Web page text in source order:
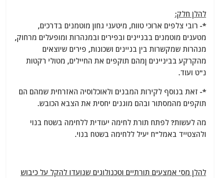
להלן חלק:
*- רובי צלפים ארוכי טווח, מיטעני גחון מוטמנים בדרכים,
מטענים מוטמנים בבניינים ובפירים ובמנהרות ומופעלים מרחוק,
מנהרות שמקשרות בין בניינים ושכונות, פירים שיוצאים
מהקרקע בביניינים ןמהם תוקפים את החיילים, מטולי רקטות
נ"ט ועוד.
*- זאת בנוסף לקירות המבנים ולאוכלוסיה האזרחית שמהם הם
תוקפים מהמסתור ובהם מוגנים יחסית את הצבא הכובש.
מה לעשות? לפתח תורת לחימה יעודית ללחימה בשטח בנוי
ולהצטייד באמל"ח יעיל ללחימה בשטח בנוי.
להלן מס' אמצעים תורתיים וטכנולוגים שנועדו להקל על כיבוש